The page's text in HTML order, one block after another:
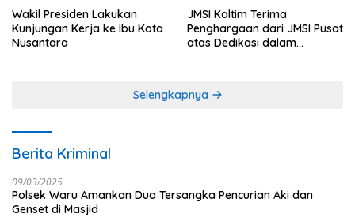
Wakil Presiden Lakukan
Kunjungan Kerja ke Ibu Kota
Nusantara
JMSI Kaltim Terima
Penghargaan dari JMSI Pusat
atas Dedikasi dalam
Selengkapnya
Berita Kriminal
09/03/2025
Polsek Waru Amankan Dua Tersangka Pencurian Aki dan
Genset di Masjid